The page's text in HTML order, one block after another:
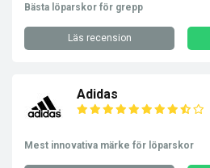
Bästa löparskor för grepp
Läs recension
Adidas
Mest innovativa märke för löparskor